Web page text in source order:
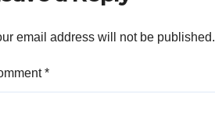
email address will not be published.
*